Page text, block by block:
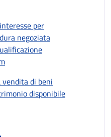
per
negoziata
vendita di beni
disponibile